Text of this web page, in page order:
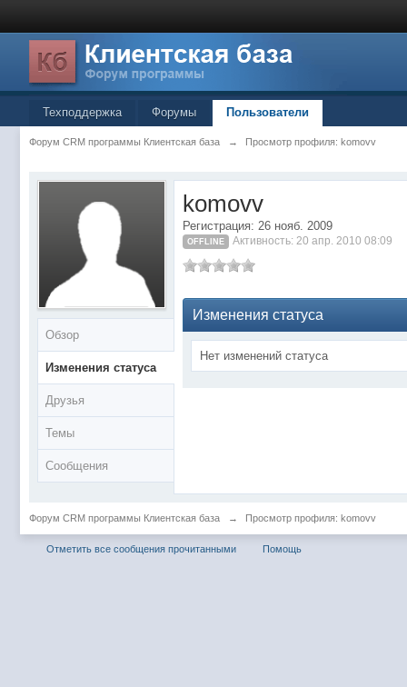
Техподдержка Форумы Пользователи
Форум CRM программы Клиентская база → Просмотр профиля: komovv
Обзор
Изменения статуса
Друзья
Темы
Сообщения
komovv
Регистрация: 26 нояб. 2009
OFFLINE Активность: 20 апр. 2010 08:09
Изменения статуса
Нет изменений статуса
Форум CRM программы Клиентская база → Просмотр профиля: komovv
Отметить все сообщения прочитанными Помощь